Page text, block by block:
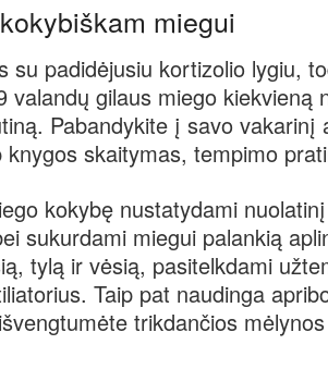
miegui
su padidėjusiu kortizolio lygiu,
valandų gilaus miego kiekvieną
Pabandykite į savo vakarinį
skaitymas, tempimo
kokybę nustatydami
sukurdami miegui palankią
tylą ir vėsią, pasitelkdami
Taip pat naudinga
trikdančios